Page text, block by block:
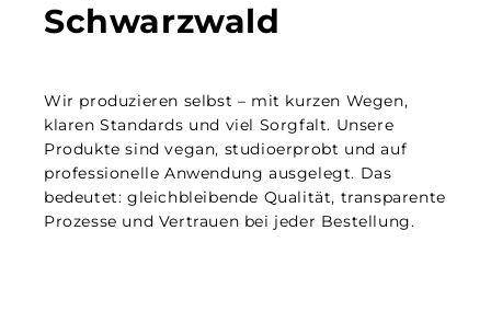
Schwarzwald
Wir produzieren selbst – mit kurzen Wegen,
klaren Standards und viel Sorgfalt. Unsere
Produkte sind vegan, studioerprobt und auf
professionelle Anwendung ausgelegt. Das
bedeutet: gleichbleibende Qualität, transparente
Prozesse und Vertrauen bei jeder Bestellung.